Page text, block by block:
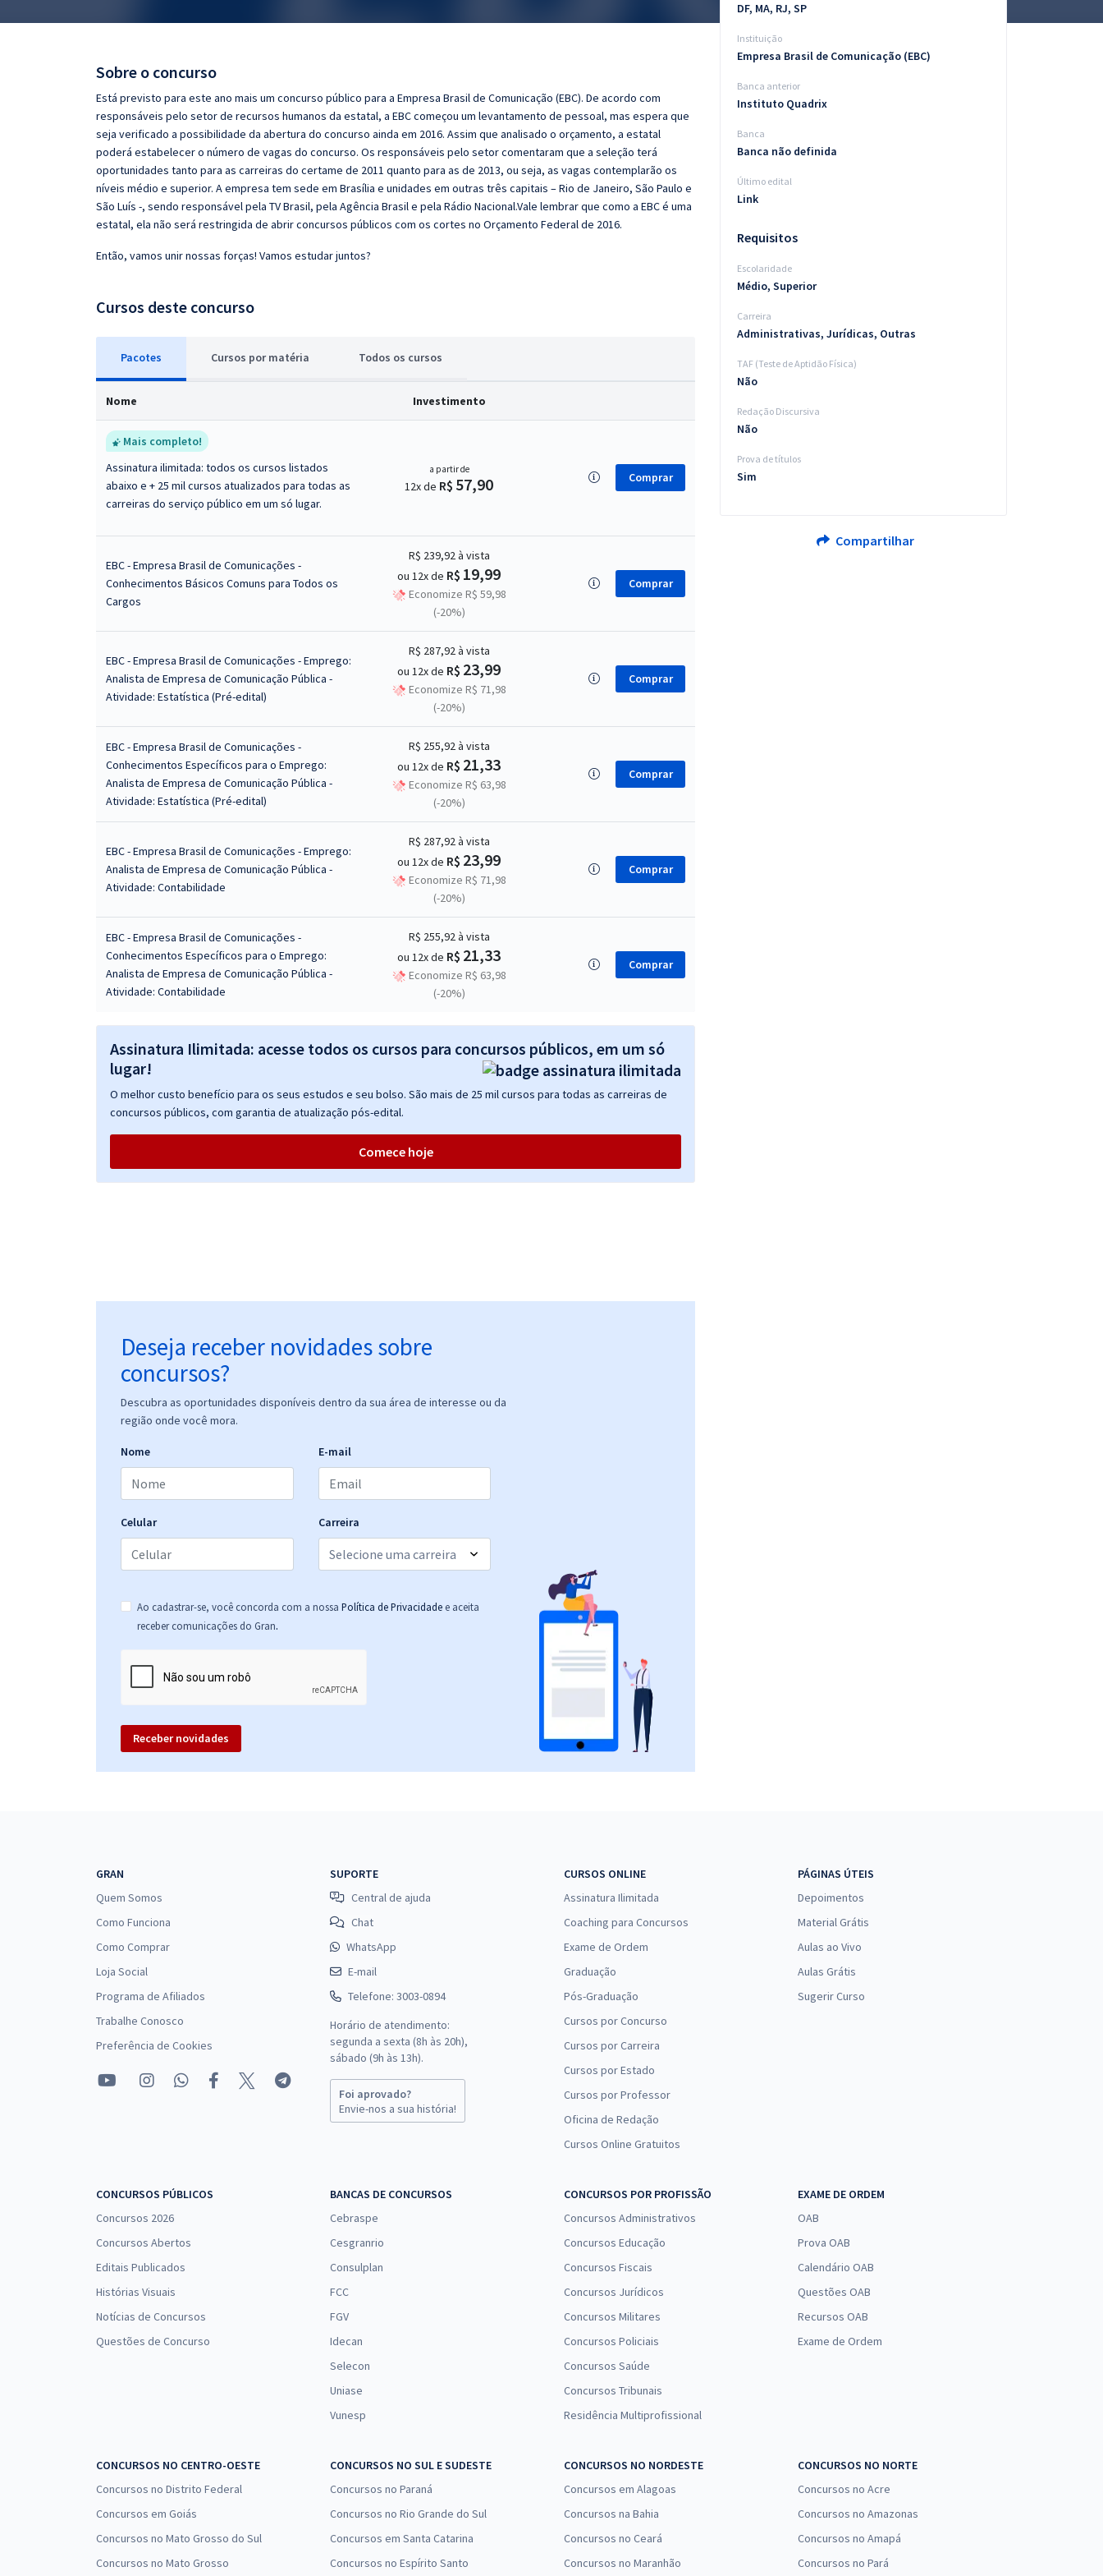
Questões grátis
Conteúdo gratuito
Sobre o concurso
Está previsto para este ano mais um concurso público para a Empresa Brasil de Comunicação (EBC). De acordo com
responsáveis pelo setor de recursos humanos da estatal, a EBC começou um levantamento de pessoal, mas espera que
seja verificado a possibilidade da abertura do concurso ainda em 2016. Assim que analisado o orçamento, a estatal
poderá estabelecer o número de vagas do concurso. Os responsáveis pelo setor comentaram que a seleção terá
oportunidades tanto para as carreiras do certame de 2011 quanto para as de 2013, ou seja, as vagas contemplarão os
níveis médio e superior. A empresa tem sede em Brasília e unidades em outras três capitais – Rio de Janeiro, São Paulo e
São Luís -, sendo responsável pela TV Brasil, pela Agência Brasil e pela Rádio Nacional.Vale lembrar que como a EBC é uma
estatal, ela não será restringida de abrir concursos públicos com os cortes no Orçamento Federal de 2016.
Então, vamos unir nossas forças! Vamos estudar juntos?
Cursos deste concurso
Pacotes Cursos por matéria Todos os cursos
Nome Investimento
Mais completo!
Assinatura ilimitada: todos os cursos listados
abaixo e + 25 mil cursos atualizados para todas as
carreiras do serviço público em um só lugar.
a partir de
12x de R$ 57,90 Comprar
EBC - Empresa Brasil de Comunicações -
Conhecimentos Básicos Comuns para Todos os
Cargos
R$ 239,92à vista
ou 12x de R$ 19,99
Economize R$ 59,98
(-20%)
Comprar
EBC - Empresa Brasil de Comunicações - Emprego:
Analista de Empresa de Comunicação Pública -
Atividade: Estatística (Pré-edital)
R$ 287,92à vista
ou 12x de R$ 23,99
Economize R$ 71,98
(-20%)
Comprar
EBC - Empresa Brasil de Comunicações -
Conhecimentos Específicos para o Emprego:
Analista de Empresa de Comunicação Pública -
Atividade: Estatística (Pré-edital)
R$ 255,92à vista
ou 12x de R$ 21,33
Economize R$ 63,98
(-20%)
Comprar
EBC - Empresa Brasil de Comunicações - Emprego:
Analista de Empresa de Comunicação Pública -
Atividade: Contabilidade
R$ 287,92à vista
ou 12x de R$ 23,99
Economize R$ 71,98
(-20%)
Comprar
EBC - Empresa Brasil de Comunicações -
Conhecimentos Específicos para o Emprego:
Analista de Empresa de Comunicação Pública -
Atividade: Contabilidade
R$ 255,92à vista
ou 12x de R$ 21,33
Economize R$ 63,98
(-20%)
Comprar
Assinatura Ilimitada: acesse todos os cursos para concursos públicos, em um só
lugar!
O melhor custo benefício para os seus estudos e seu bolso. São mais de 25 mil cursos para todas as carreiras de
concursos públicos, com garantia de atualização pós-edital.
Comece hoje
Deseja receber novidades sobre
concursos?
Descubra as oportunidades disponíveis dentro da sua área de interesse ou da
região onde você mora.
Nome E-mail
Celular Carreira
Ao cadastrar-se, você concorda com a nossa Política de Privacidade e aceita
receber comunicações do Gran.
Receber novidades
DF, MA, RJ, SP
Instituição
Empresa Brasil de Comunicação (EBC)
Banca anterior
Instituto Quadrix
Banca
Banca não definida
Último edital
Link
Requisitos
Escolaridade
Médio, Superior
Carreira
Administrativas, Jurídicas, Outras
TAF (Teste de Aptidão Física)
Não
Redação Discursiva
Não
Prova de títulos
Sim
Compartilhar
GRAN
Quem Somos
Como Funciona
Como Comprar
Loja Social
Programa de Afiliados
Trabalhe Conosco
Preferência de Cookies
SUPORTE
Central de ajuda
Chat
WhatsApp
E-mail
Telefone: 3003-0894
Horário de atendimento:
segunda a sexta (8h às 20h),
sábado (9h às 13h).
Foi aprovado?
Envie-nos a sua história!
CURSOS ONLINE
Assinatura Ilimitada
Coaching para Concursos
Exame de Ordem
Graduação
Pós-Graduação
Cursos por Concurso
Cursos por Carreira
Cursos por Estado
Cursos por Professor
Oficina de Redação
Cursos Online Gratuitos
PÁGINAS ÚTEIS
Depoimentos
Material Grátis
Aulas ao Vivo
Aulas Grátis
Sugerir Curso
CONCURSOS PÚBLICOS
Concursos 2026
Concursos Abertos
Editais Publicados
Histórias Visuais
Notícias de Concursos
Questões de Concurso
BANCAS DE CONCURSOS
Cebraspe
Cesgranrio
Consulplan
FCC
FGV
Idecan
Selecon
Uniase
Vunesp
CONCURSOS POR PROFISSÃO
Concursos Administrativos
Concursos Educação
Concursos Fiscais
Concursos Jurídicos
Concursos Militares
Concursos Policiais
Concursos Saúde
Concursos Tribunais
Residência Multiprofissional
EXAME DE ORDEM
OAB
Prova OAB
Calendário OAB
Questões OAB
Recursos OAB
Exame de Ordem
CONCURSOS NO CENTRO-OESTE
Concursos no Distrito Federal
Concursos em Goiás
Concursos no Mato Grosso do Sul
Concursos no Mato Grosso
CONCURSOS NO SUL E SUDESTE
Concursos no Paraná
Concursos no Rio Grande do Sul
Concursos em Santa Catarina
Concursos no Espírito Santo
CONCURSOS NO NORDESTE
Concursos em Alagoas
Concursos na Bahia
Concursos no Ceará
Concursos no Maranhão
CONCURSOS NO NORTE
Concursos no Acre
Concursos no Amazonas
Concursos no Amapá
Concursos no Pará